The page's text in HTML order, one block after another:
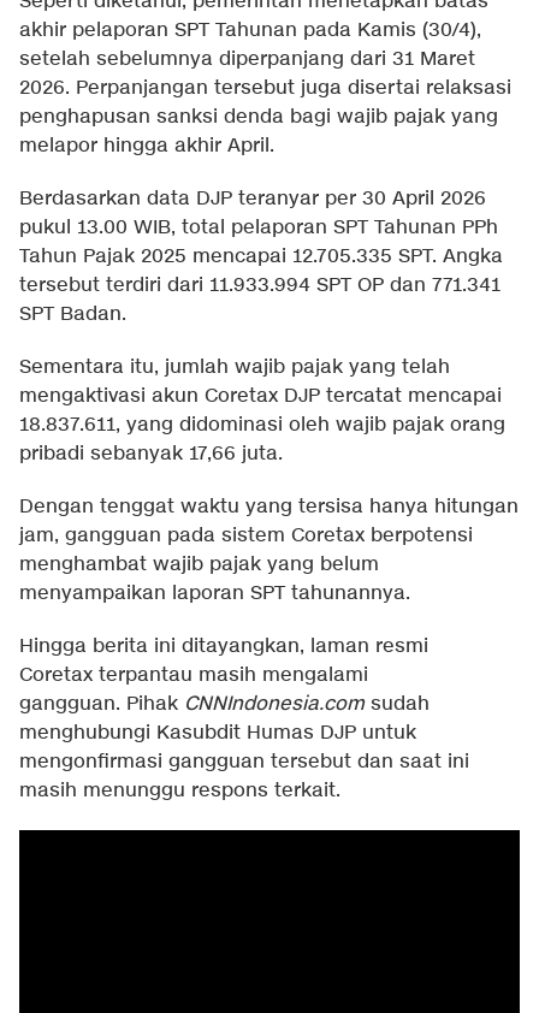
akhir pelaporan SPT Tahunan pada Kamis (30/4),
setelah sebelumnya diperpanjang dari 31 Maret
2026. Perpanjangan tersebut juga disertai relaksasi
penghapusan sanksi denda bagi wajib pajak yang
melapor hingga akhir April.
Berdasarkan data DJP teranyar per 30 April 2026
pukul 13.00 WIB, total pelaporan SPT Tahunan PPh
Tahun Pajak 2025 mencapai 12.705.335 SPT. Angka
tersebut terdiri dari 11.933.994 SPT OP dan 771.341
SPT Badan.
Sementara itu, jumlah wajib pajak yang telah
mengaktivasi akun Coretax DJP tercatat mencapai
18.837.611, yang didominasi oleh wajib pajak orang
pribadi sebanyak 17,66 juta.
Dengan tenggat waktu yang tersisa hanya hitungan
jam, gangguan pada sistem Coretax berpotensi
menghambat wajib pajak yang belum
menyampaikan laporan SPT tahunannya.
Hingga berita ini ditayangkan, laman resmi
Coretax terpantau masih mengalami
gangguan. Pihak CNNIndonesia.comsudah
menghubungi Kasubdit Humas DJP untuk
mengonfirmasi gangguan tersebut dan saat ini
masih menunggu respons terkait.